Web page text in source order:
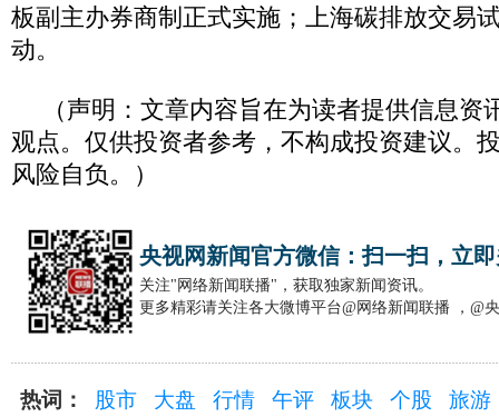
板副主办券商制正式实施；上海碳排放交易
动。
（声明：文章内容旨在为读者提供信息资
观点。仅供投资者参考，不构成投资建议。
风险自负。）
央视网新闻官方微信：扫一扫，立
关注"网络新闻联播"，获取独家新闻资讯。
更多精彩请关注各大微博平台@网络新闻联播 ，@
热词： 股市 大盘 行情 午评 板块 个股
旅游